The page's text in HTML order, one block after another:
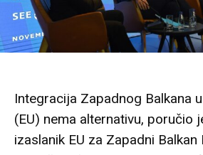
Integracija Zapadnog Balkana
(EU) nema alternativu, poručio
izaslanik EU za Zapadni